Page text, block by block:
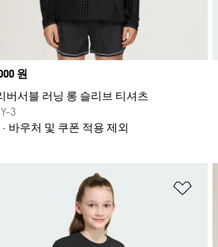
원
버서블 러닝 롱 슬리브 티셔츠
3
바우처 및 쿠폰 적용 제외